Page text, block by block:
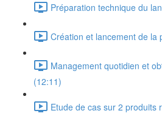
Préparation technique du
Création et lancement de la
Management quotidien et
(12:11)
Etude de cas sur 2 produits